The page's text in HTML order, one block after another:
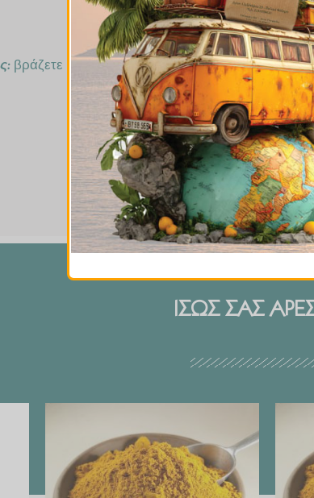
βράζετε 1κγλ σε μια κούπα νερό για 10′ , πίνετε
ΙΣΩΣ ΣΑΣ
€ 2.99
through
€ 29.90